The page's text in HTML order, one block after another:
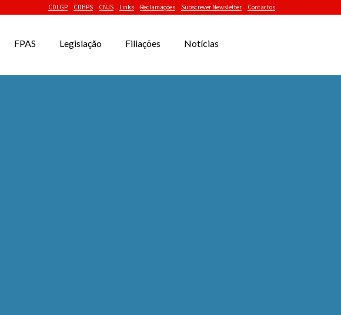
CDLGP CDHPS CNJS Links Reclamações Subscrever Newsletter Contactos
FPAS Legislação Filiações Notícias